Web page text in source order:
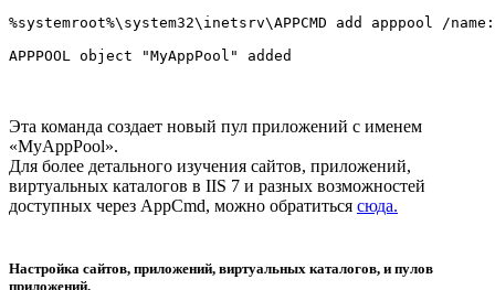
%systemroot%\system32\inetsrv\APPCMD add apppool /
Эта команда создает новый пул приложений с именем
«MyAppPool».
Для более детального изучения сайтов, приложений,
виртуальных каталогов в IIS 7 и разных возможностей
доступных через AppCmd, можно обратиться сюда.
Настройка сайтов, приложений, виртуальных каталогов, и пулов
приложений.